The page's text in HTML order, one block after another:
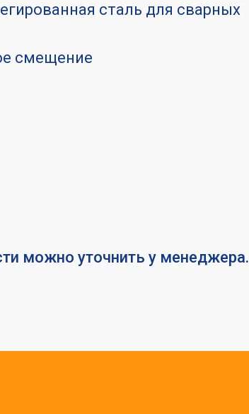
сталь для сварных
смещение
можно уточнить у менеджера.